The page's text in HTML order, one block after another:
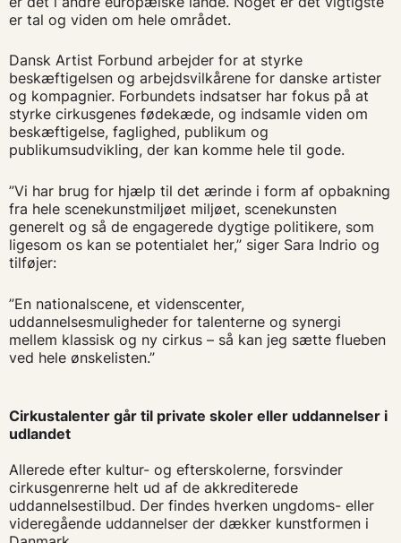
er tal og viden om hele området.
Dansk Artist Forbund arbejder for at styrke
beskæftigelsen og arbejdsvilkårene for danske artister
og kompagnier. Forbundets indsatser har fokus på at
styrke cirkusgenes fødekæde, og indsamle viden om
beskæftigelse, faglighed, publikum og
publikumsudvikling, der kan komme hele til gode.
”Vi har brug for hjælp til det ærinde i form af opbakning
fra hele scenekunstmiljøet miljøet, scenekunsten
generelt og så de engagerede dygtige politikere, som
ligesom os kan se potentialet her,” siger Sara Indrio og
tilføjer:
”En nationalscene, et videnscenter,
uddannelsesmuligheder for talenterne og synergi
mellem klassisk og ny cirkus – så kan jeg sætte flueben
ved hele ønskelisten.”
Cirkustalenter går til private skoler eller uddannelser i
udlandet
Allerede efter kultur- og efterskolerne, forsvinder
cirkusgenrerne helt ud af de akkrediterede
uddannelsestilbud. Der findes hverken ungdoms- eller
videregående uddannelser der dækker kunstformen i